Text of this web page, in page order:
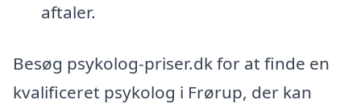
aftaler.
Besøg psykolog-priser.dk for at finde en
kvalificeret psykolog i Frørup, der kan